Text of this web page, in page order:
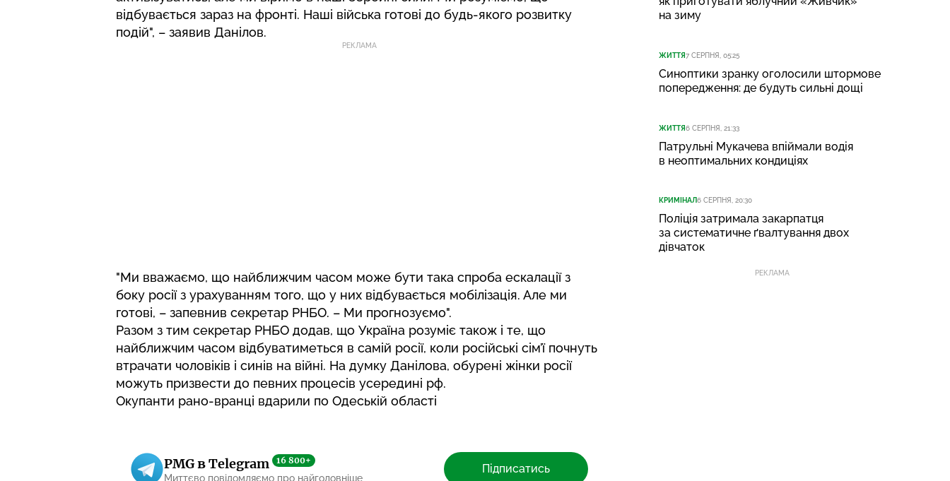
відбувається зараз на фронті. Наші війська готові до будь-якого розвитку
подій", – заявив Данілов.
РЕКЛАМА
"Ми вважаємо, що найближчим часом може бути така спроба ескалації з
боку росії з урахуванням того, що у них відбувається мобілізація. Але ми
готові, – запевнив секретар РНБО. – Ми прогнозуємо".
Разом з тим секретар РНБО додав, що Україна розуміє також і те, що
найближчим часом відбуватиметься в самій росії, коли російські сім’ї почнуть
втрачати чоловіків і синів на війні. На думку Данілова, обурені жінки росії
можуть призвести до певних процесів усередині рф.
Окупанти рано-вранці вдарили по Одеській області
PMG в Telegram 16 800+
Миттєво повідомляємо про найголовніше
Підписатись
на зиму
ЖИТТЯ7 СЕРПНЯ, 05:25
Синоптики зранку оголосили штормове
попередження: де будуть сильні дощі
ЖИТТЯ6 СЕРПНЯ, 21:33
Патрульні Мукачева впіймали водія
в неоптимальних кондиціях
КРИМІНАЛ6 СЕРПНЯ, 20:30
Поліція затримала закарпатця
за систематичне ґвалтування двох
дівчаток
РЕКЛАМА